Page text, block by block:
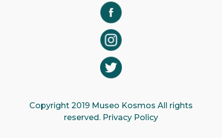
Copyright 2019 Museo Kosmos All rights
reserved. Privacy Policy